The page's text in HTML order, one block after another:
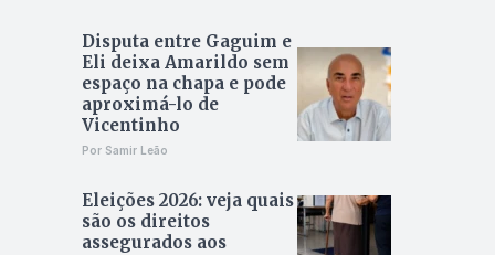
Disputa entre Gaguim e
Eli deixa Amarildo sem
espaço na chapa e pode
aproximá-lo de
Vicentinho
Por Samir Leão
Eleições 2026: veja quais
são os direitos
assegurados aos